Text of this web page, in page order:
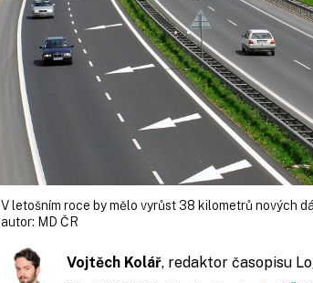
V letošním roce by mělo vyrůst 38 kilometrů nových
autor: MD ČR
Vojtěch Kolář, redaktor časopisu